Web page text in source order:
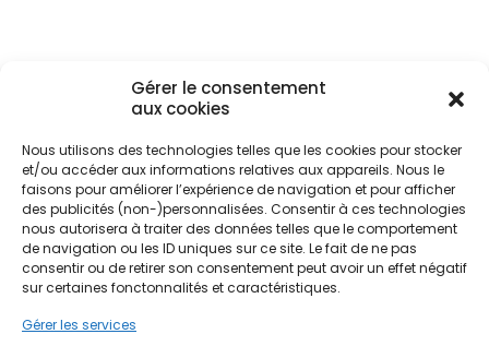
Gérer le consentement
aux cookies
Nous utilisons des technologies telles que les cookies pour stocker
et/ou accéder aux informations relatives aux appareils. Nous le
faisons pour améliorer l’expérience de navigation et pour afficher
des publicités (non-)personnalisées. Consentir à ces technologies
nous autorisera à traiter des données telles que le comportement
de navigation ou les ID uniques sur ce site. Le fait de ne pas
consentir ou de retirer son consentement peut avoir un effet négatif
sur certaines fonctonnalités et caractéristiques.
Gérer les services
l'air ambiant, une ressource gratuite et
renouvelable disponible toute l'année, même en
L'installation d'un ballon thermodynamique à
Saclay répond parfaitement aux exigences des
logements neufs comme des rénovations. Que
vous résidiez dans le quartier du Moulon à
Palaiseau, près des laboratoires d'Orsay, ou dans
l'adoption de ce système représente un
Ne passez pas à côté de vos
aides !
Faites vite, les budgets
MaPrimeRénov' sont annuels et
limités. Les dossiers sont traités